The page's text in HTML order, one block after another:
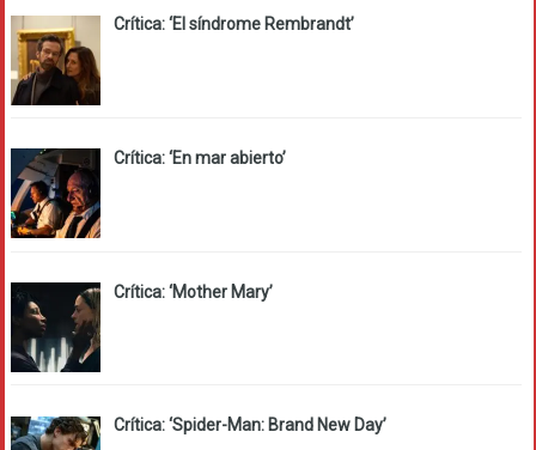
Crítica: ‘El síndrome Rembrandt’
Crítica: ‘En mar abierto’
Crítica: ‘Mother Mary’
Crítica: ‘Spider-Man: Brand New Day’